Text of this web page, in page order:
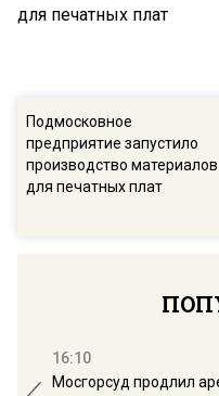
Подмосковное
предприятие запустило
производство материалов
для печатных плат
16:10
Мосгорсуд продлил